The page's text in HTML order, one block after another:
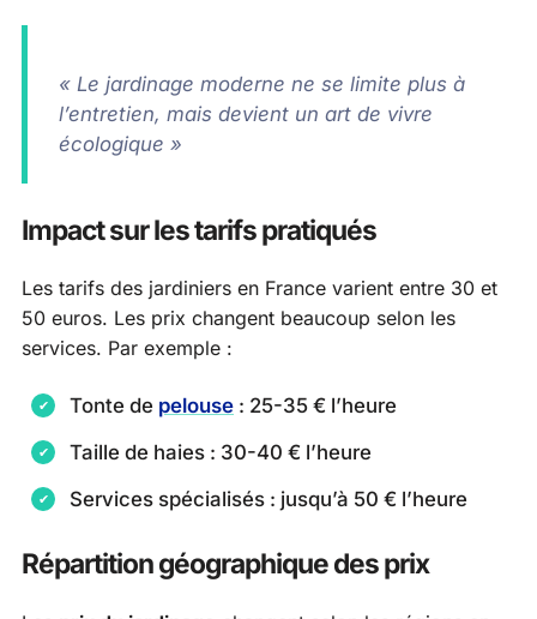
« Le jardinage moderne ne se limite plus à
l’entretien, mais devient un art de vivre
écologique »
Impact sur les tarifs pratiqués
Les tarifs des jardiniers en France varient entre 30 et
50 euros. Les prix changent beaucoup selon les
services. Par exemple :
Tonte de pelouse : 25-35 € l’heure
Taille de haies : 30-40 € l’heure
Services spécialisés : jusqu’à 50 € l’heure
Répartition géographique des prix